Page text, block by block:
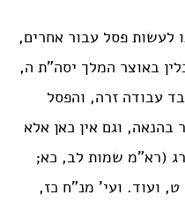
לעשות פסל עבור אחרים,
באוצר המלך יסה”ת ה,
עבודה זרה, והפסל
בהנאה, וגם אין כאן אלא
(רא”מ שמות לב, כא;
ועוד. ועי’ מנ”ח כז,